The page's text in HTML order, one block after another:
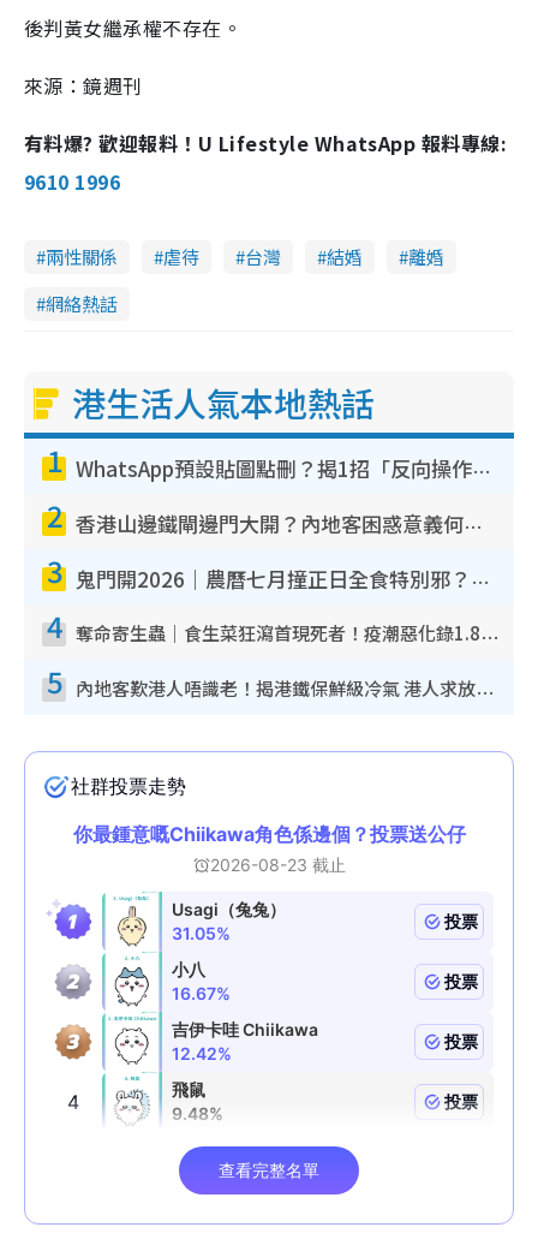
後判黃女繼承權不存在。
來源：鏡週刊
有料爆? 歡迎報料！U Lifestyle WhatsApp 報料專線:
9610 1996
兩性關係 虐待 台灣 結婚
離婚
網絡熱話
港生活人氣本地熱話
1 WhatsApp預設貼圖點刪？揭1招「反向操作」還原簡潔介面 附3步實測教學
2 香港山邊鐵閘邊門大開？內地客困惑意義何在！網民神回覆：呢種叫法理性防禦
3 鬼門開2026｜農曆七月撞正日全食特別邪？專家警告切忌做一事！揭4大禁忌+2招保平安
4 奪命寄生蟲｜食生菜狂瀉首現死者！疫潮惡化錄1.8萬宗病例 揭洗菜3大謬誤
5 內地客歎港人唔識老！揭港鐵保鮮級冷氣 港人求放過：咪投訴